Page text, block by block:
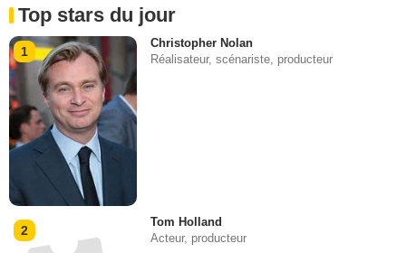
Top stars du jour
1
Christopher Nolan
Réalisateur, scénariste, producteur
2
Tom Holland
Acteur, producteur